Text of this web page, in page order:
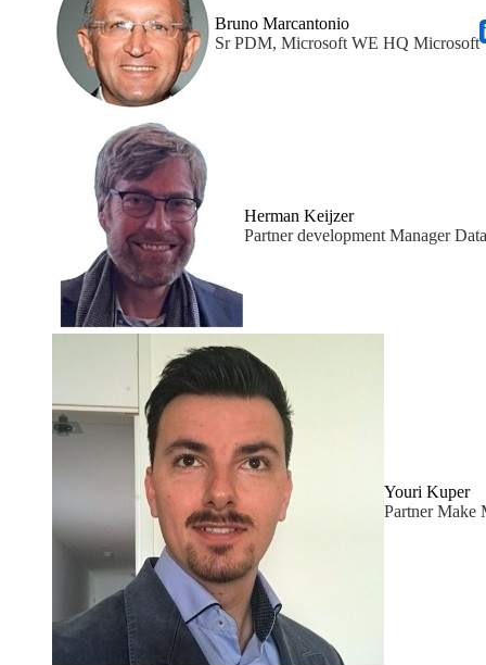
Bruno Marcantonio
Sr PDM, Microsoft WE HQ Microsoft
Herman Keijzer
Partner development Manager
Youri Kuper
Partner Make